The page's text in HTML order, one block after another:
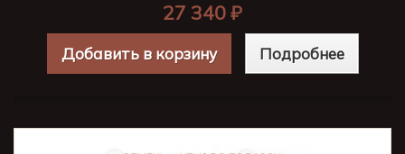
27 340 ₽
Добавить в корзину Подробнее